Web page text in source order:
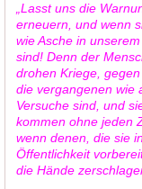
„Lasst uns die
erneuern, und wenn
wie Asche in
sind! Denn der
drohen Kriege,
die vergangenen wie
Versuche sind, und
kommen ohne jeden
wenn denen, die sie
Öffentlichkeit
die Hände